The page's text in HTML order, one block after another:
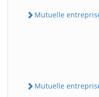
Mutuelle
Mutuelle entreprise